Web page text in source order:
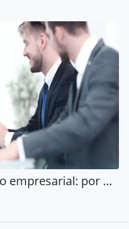
Consultoria de gestão empresarial: por que é importante contratar?